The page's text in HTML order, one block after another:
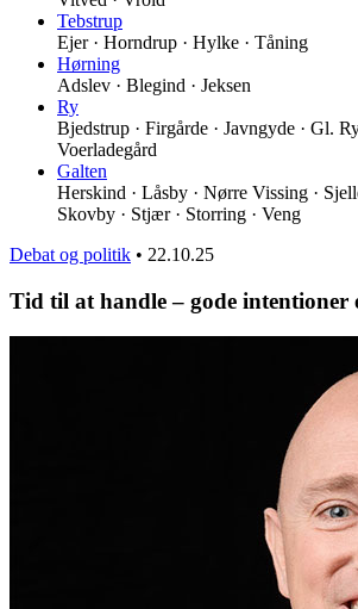
Tebstrup
Ejer · Horndrup · Hylke · Tåning
Hørning
Adslev · Blegind · Jeksen
Ry
Bjedstrup · Firgårde · Javngyde · Gl.
Voerladegård
Galten
Herskind · Låsby · Nørre Vissing ·
Skovby · Stjær · Storring · Veng
Debat og politik • 22.10.25
Tid til at handle – gode intentioner